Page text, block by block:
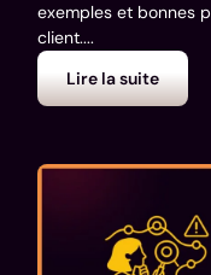
exemples et bonnes
client....
Lire la suite